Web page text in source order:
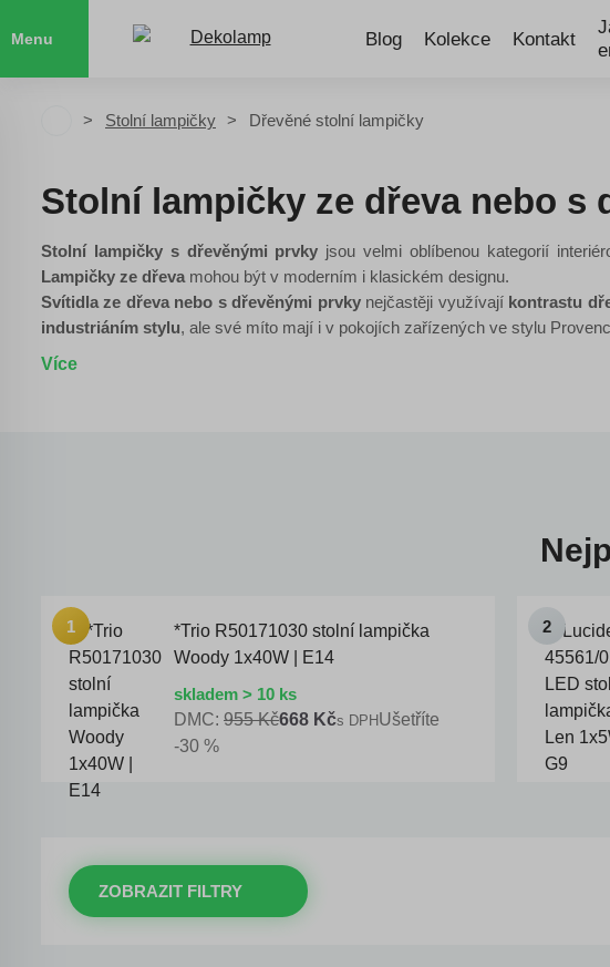
Menu Blog Kolekce Kontakt
Stolní lampičky Dřevěné stolní lampičky
Stolní lampičky ze dřeva nebo s
Stolní lampičky s dřevěnými prvky jsou velmi oblíbenou kategorií
Lampičky ze dřeva mohou být v moderním i klasickém designu.
Svítidla ze dřeva nebo s dřevěnými prvkynejčastěji využívají kontrastu
industriáním stylu, ale své míto mají i v pokojích zařízených ve stylu
Více
*Trio R50171030 stolní lampička
Woody 1x40W | E14
skladem > 10 ks
DMC: 955 Kč668 Kčs DPH Ušetříte
-30 %
ZOBRAZIT FILTRY